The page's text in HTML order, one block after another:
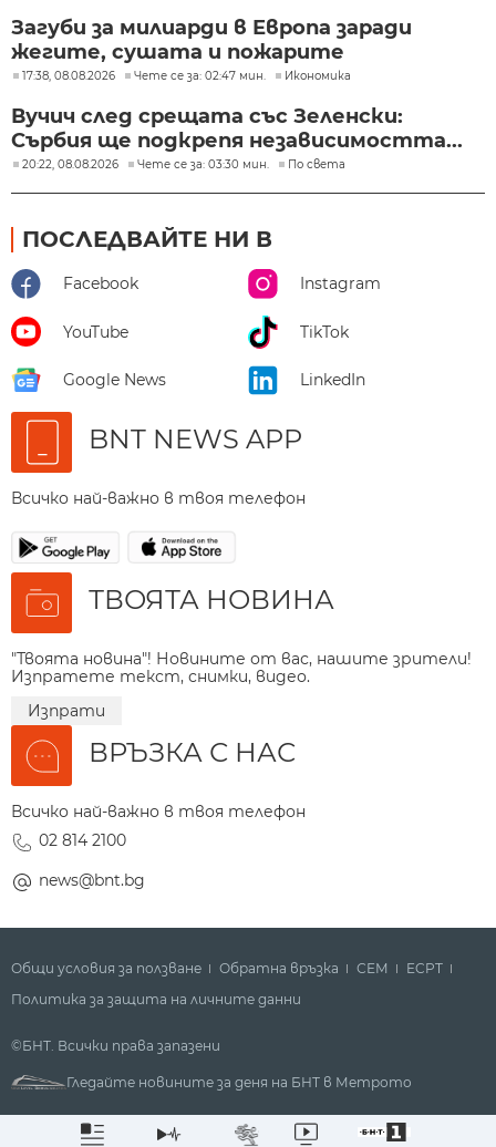
Загуби за милиарди в Европа заради
жегите, сушата и пожарите
17:38, 08.08.2026 Чете се за: 02:47 мин. Икономика
Вучич след срещата със Зеленски:
Сърбия ще подкрепя независимостта...
20:22, 08.08.2026 Чете се за: 03:30 мин. По света
ПОСЛЕДВАЙТЕ НИ В
Facebook Instagram
YouTube TikTok
Google News LinkedIn
BNT NEWS APP
Всичко най-важно в твоя телефон
ТВОЯТА НОВИНА
"Твоята новина"! Новините от вас, нашите зрители!
Изпратете текст, снимки, видео.
Изпрати
ВРЪЗКА С НАС
Всичко най-важно в твоя телефон
02 814 2100
news@bnt.bg
Общи условия за ползване Обратна връзка СЕМ
ECPT
Политика за защита на личните данни
©БНТ. Всички права запазени
Гледайте новините за деня на БНТ в Метрото